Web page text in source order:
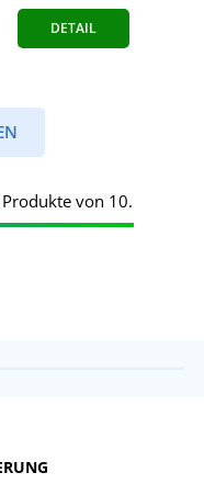
DETAIL
von 10.